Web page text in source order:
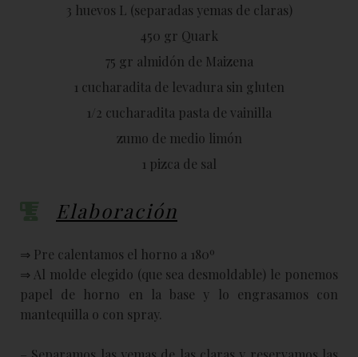
3 huevos L (separadas yemas de claras)
450 gr Quark
75 gr almidón de Maizena
1 cucharadita de levadura sin gluten
1/2 cucharadita pasta de vainilla
zumo de medio limón
1 pizca de sal
Elaboración
⇒ Pre calentamos el horno a 180º
⇒ Al molde elegido (que sea desmoldable) le ponemos
papel de horno en la base y lo engrasamos con
mantequilla o con spray.